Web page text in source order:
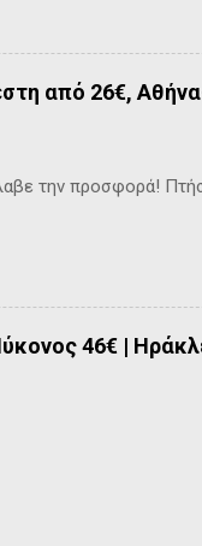
από 26€,
την προσφορά!
46€ |